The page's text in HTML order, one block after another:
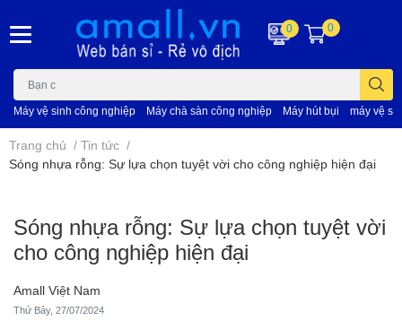
Máy vệ sinh công nghiệp Máy chà sàn công nghiệp Máy hút bụi máy vệ
0 0
Trang chủ / Tin tức /
Sóng nhựa rỗng: Sự lựa chọn tuyệt vời cho công nghiệp hiện đại
Sóng nhựa rỗng: Sự lựa chọn tuyệt vời
cho công nghiệp hiện đại
Amall Việt Nam
Thứ Bảy, 27/07/2024